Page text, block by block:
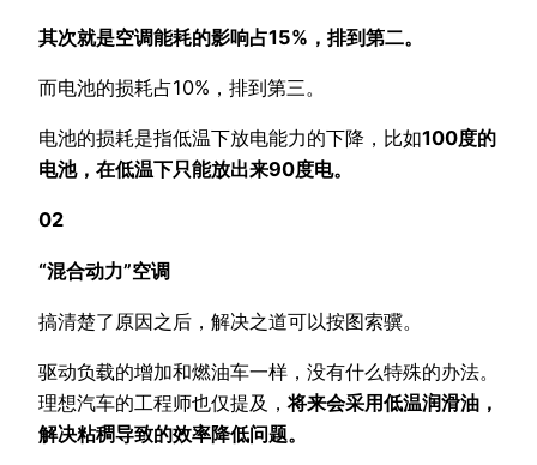
其次就是空调能耗的影响占15%，排到第二。
而电池的损耗占10%，排到第三。
电池的损耗是指低温下放电能力的下降，比如100度的
电池，在低温下只能放出来90度电。
02
“混合动力”空调
搞清楚了原因之后，解决之道可以按图索骥。
驱动负载的增加和燃油车一样，没有什么特殊的办法。
理想汽车的工程师也仅提及，将来会采用低温润滑油，
解决粘稠导致的效率降低问题。